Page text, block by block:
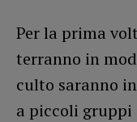
Per la prima
terranno in
culto saranno
a piccoli gruppi